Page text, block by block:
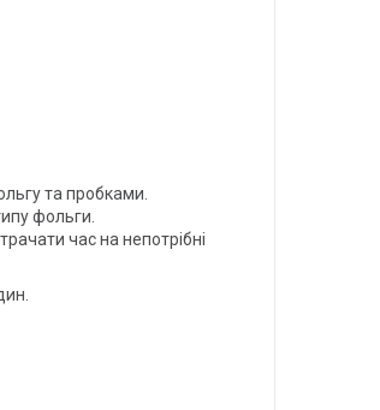
та пробками.
фольги.
час на непотрібні